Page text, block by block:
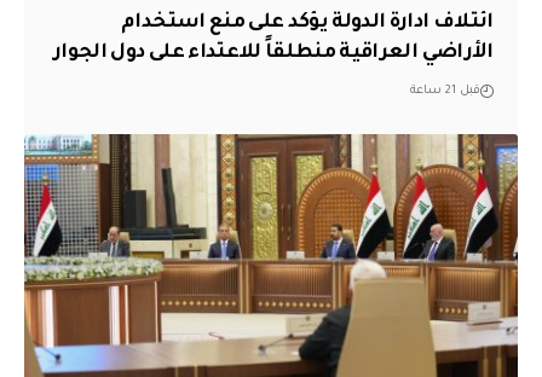
ائتلاف ادارة الدولة يؤكد على منع استخدام
الأراضي العراقية منطلقاً للاعتداء على دول الجوار
قبل 21 ساعة